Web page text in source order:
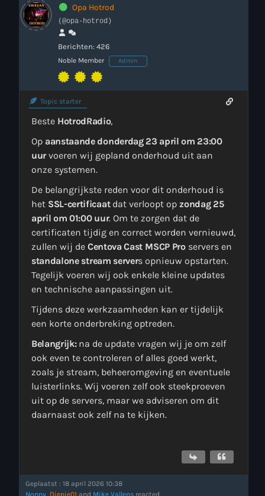
Opa Hotrod
(@opa-hotrod)
Berichten: 426
Noble Member Admin
Topic starter
Beste HotrodRadio,
Op aanstaande donderdag 23 april om 23:00
uurvoeren wij gepland onderhoud uit aan
onze systemen.
De belangrijkste reden voor dit onderhoud is
het SSL-certificaatdat verloopt op zondag 25
april om 01:00 uur. Om te zorgen dat de
certificaten tijdig en correct worden vernieuwd,
zullen wij de Centova Cast MSCP Proservers en
standalone stream servers opnieuw opstarten.
Tegelijk voeren wij ook enkele kleine updates
en technische aanpassingen uit.
Tijdens deze werkzaamheden kan er tijdelijk
een korte onderbreking optreden.
Belangrijk:na de update vragen wij je om zelf
ook even te controleren of alles goed werkt,
zoals je stream, beheeromgeving en eventuele
luisterlinks. Wij voeren zelf ook steekproeven
uit op de servers, maar we adviseren om dit
daarnaast ook zelf na te kijken.
Geplaatst : 18 april 2026 10:38
Nonny Diepie01 and Mike Vallens reacted